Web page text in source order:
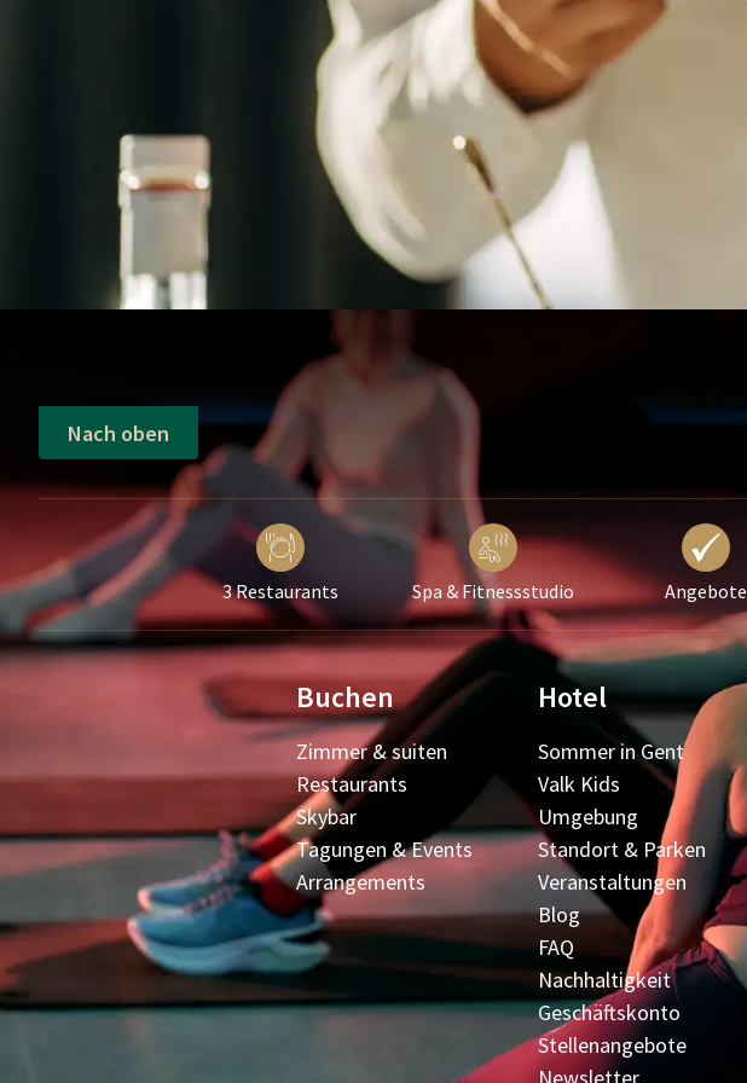
Was ist im Preis inbegriffen?
Gibt es am Hotel Parkplätze?
Nach oben
3 Restaurants Spa & Fitnessstudio Angebote
Buchen
Zimmer & suiten
Restaurants
Skybar
Tagungen & Events
Arrangements
Hotel
Sommer in Gent
Valk Kids
Umgebung
Standort & Parken
Veranstaltungen
Blog
FAQ
Nachhaltigkeit
Geschäftskonto
Stellenangebote